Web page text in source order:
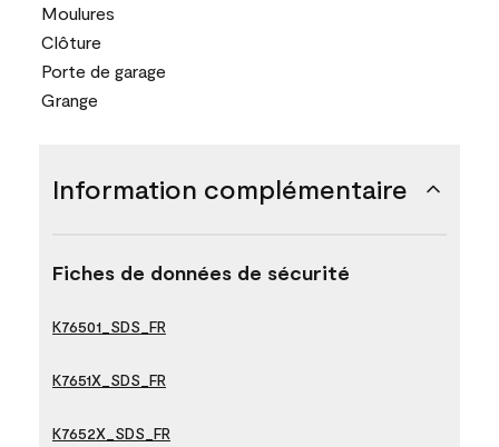
Moulures
Clôture
Porte de garage
Grange
Information complémentaire
Fiches de données de sécurité
K76501_SDS_FR
K7651X_SDS_FR
K7652X_SDS_FR